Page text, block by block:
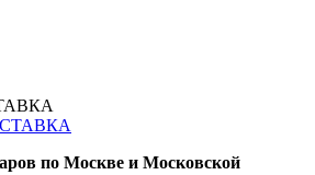
по Москве и Московской